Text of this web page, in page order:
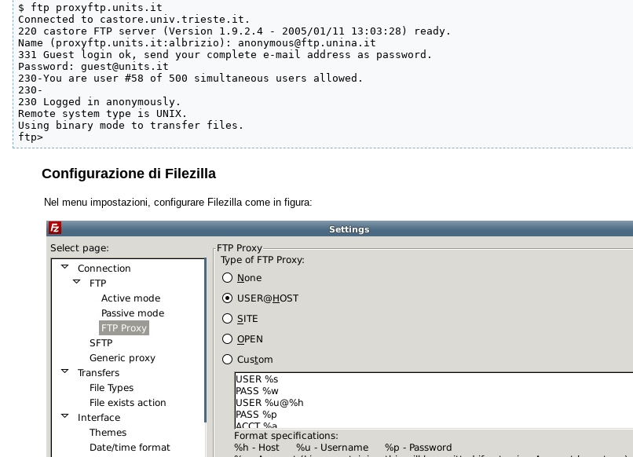
$ ftp proxyftp.units.it
Connected to castore.univ.trieste.it.
220 castore FTP server (Version 1.9.2.4 - 2005/01/11 13:03:28) ready.
Name (proxyftp.units.it:albrizio): anonymous@ftp.unina.it
331 Guest login ok, send your complete e-mail address as password.
Password: guest@units.it
230-You are user #58 of 500 simultaneous users allowed.
230-
230 Logged in anonymously.
Remote system type is UNIX.
Using binary mode to transfer files.
Configurazione di Filezilla
Nel menu impostazioni, configurare Filezilla come in figura: